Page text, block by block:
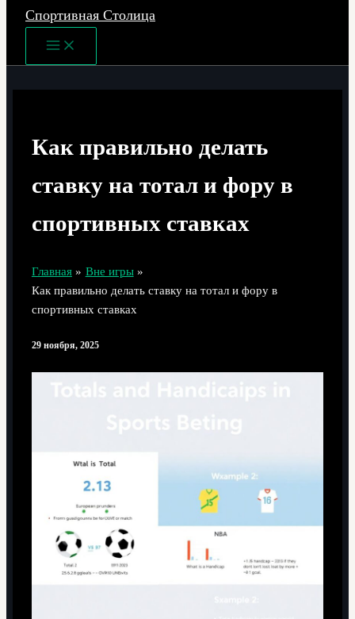
Спортивная Столица
Main
Menu
Как правильно делать
ставку на тотал и фору в
спортивных ставках
Главная
Вне игры
Как правильно делать ставку на тотал и фору в
спортивных ставках
29 ноября, 2025